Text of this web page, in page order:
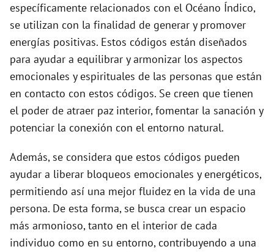
e
o
específicamente relacionados con el Océano Índico,
se utilizan con la finalidad de generar y promover
energías positivas. Estos códigos están diseñados
para ayudar a equilibrar y armonizar los aspectos
emocionales y espirituales de las personas que están
en contacto con estos códigos. Se creen que tienen
el poder de atraer paz interior, fomentar la sanación y
potenciar la conexión con el entorno natural.
Además, se considera que estos códigos pueden
ayudar a liberar bloqueos emocionales y energéticos,
permitiendo así una mejor fluidez en la vida de una
persona. De esta forma, se busca crear un espacio
más armonioso, tanto en el interior de cada
individuo como en su entorno, contribuyendo a una